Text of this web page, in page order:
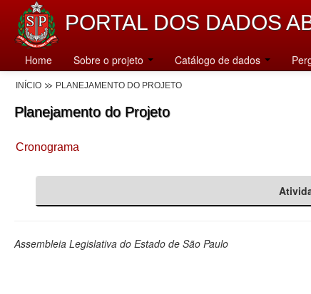
PORTAL DOS DADOS
Home Sobre o projeto Catálogo de dados
INÍCIO PLANEJAMENTO DO PROJETO
Planejamento do Projeto
Cronograma
Assembleia Legislativa do Estado de São Paulo